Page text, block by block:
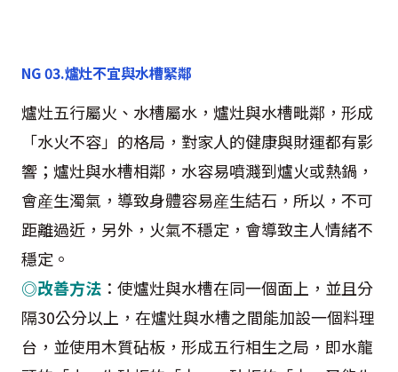
NG 03.爐灶不宜與水槽緊鄰
爐灶五行屬火、水槽屬水，爐灶與水槽毗鄰，形成
「水火不容」的格局，對家人的健康與財運都有影
響；爐灶與水槽相鄰，水容易噴濺到爐火或熱鍋，
會産生濁氣，導致身體容易産生結石，所以，不可
距離過近，另外，火氣不穩定，會導致主人情緒不
穩定。
◎改善方法 ：使爐灶與水槽在同一個面上，並且分
隔30公分以上，在爐灶與水槽之間能加設一個料理
台，並使用木質砧板，形成五行相生之局，即水龍